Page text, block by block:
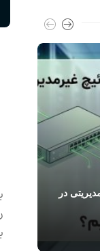
در